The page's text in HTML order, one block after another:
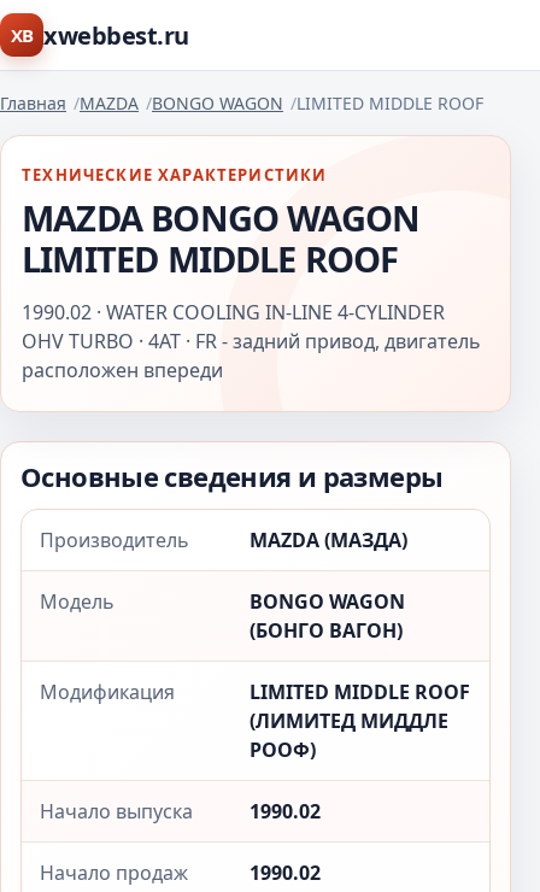
XB xwebbest.ru
Главная MAZDA BONGO WAGON LIMITED MIDDLE ROOF
ТЕХНИЧЕСКИЕ ХАРАКТЕРИСТИКИ
MAZDA BONGO WAGON
LIMITED MIDDLE ROOF
1990.02 · WATER COOLING IN-LINE 4-CYLINDER
OHV TURBO · 4AT · FR - задний привод, двигатель
расположен впереди
Основные сведения и размеры
Производитель MAZDA (МАЗДА)
Модель
BONGO WAGON
(БОНГО ВАГОН)
Модификация
LIMITED MIDDLE ROOF
(ЛИМИТЕД МИДДЛЕ
РООФ)
Начало выпуска 1990.02
Начало продаж 1990.02